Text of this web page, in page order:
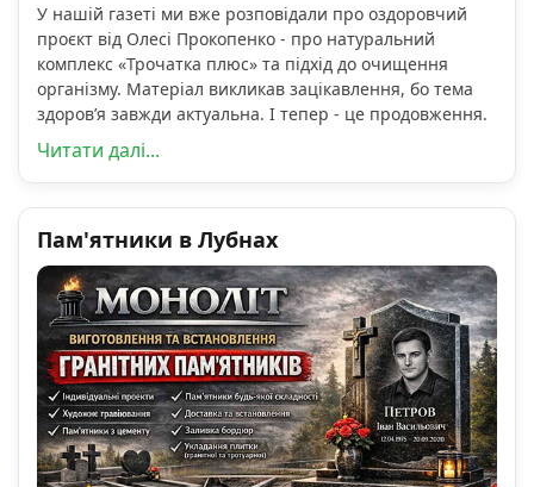
У нашій газеті ми вже розповідали про оздоровчий
проєкт від Олесі Прокопенко - про натуральний
комплекс «Трочатка плюс» та підхід до очищення
організму. Матеріал викликав зацікавлення, бо тема
здоров’я завжди актуальна. І тепер - це продовження.
Читати далі...
Пам'ятники в Лубнах